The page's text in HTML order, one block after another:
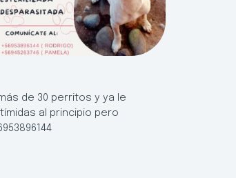
de 30 perritos y ya le
al principio pero